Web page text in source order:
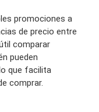
promociones a
de precio entre
comparar
pueden
que facilita
comprar.